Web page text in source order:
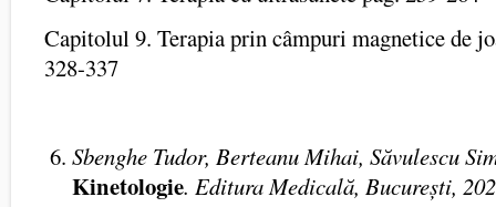
Capitolul 9. Terapia prin câmpuri magnetice de
328-337
Sbenghe Tudor, Berteanu Mihai, Săvulescu
Kinetologie. Editura Medicală, București,